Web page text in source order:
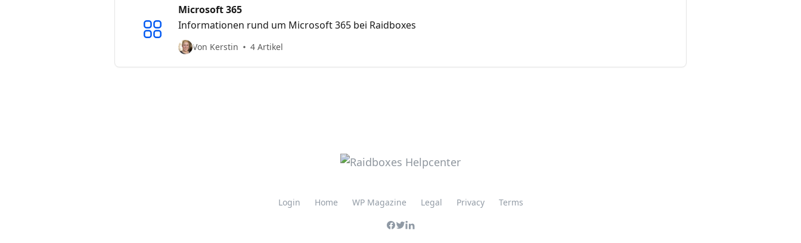
Microsoft 365
Informationen rund um Microsoft 365 bei Raidboxes
Von Kerstin 4 Artikel
Login Home WP Magazine Legal Privacy Terms